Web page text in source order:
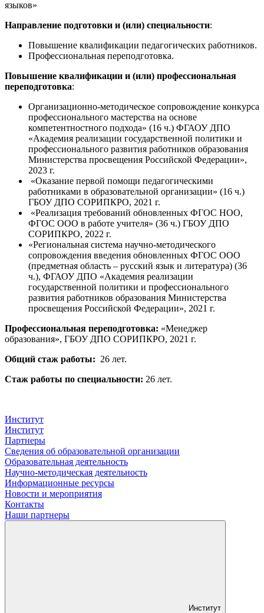
языков»
Направление подготовки и (или) специальности:
Повышение квалификации педагогических работников.
Профессиональная переподготовка.
Повышение квалификации и (или) профессиональная
переподготовка:
Организационно-методическое сопровождение конкурса
профессионального мастерства на основе
компетентностного подхода» (16 ч.) ФГАОУ ДПО
«Академия реализации государственной политики и
профессионального развития работников образования
Министерства просвещения Российской Федерации»,
2023 г.
«Оказание первой помощи педагогическими
работниками в образовательной организации» (16 ч.)
ГБОУ ДПО СОРИПКРО, 2021 г.
«Реализация требований обновленных ФГОС НОО,
ФГОС ООО в работе учителя» (36 ч.) ГБОУ ДПО
СОРИПКРО, 2022 г.
«Региональная система научно-методического
сопровождения введения обновленных ФГОС ООО
(предметная область – русский язык и литература) (36
ч.), ФГАОУ ДПО «Академия реализации
государственной политики и профессионального
развития работников образования Министерства
просвещения Российской Федерации», 2021 г.
Профессиональная переподготовка: «Менеджер
образования», ГБОУ ДПО СОРИПКРО, 2021 г.
Общий стаж работы: 26 лет.
Стаж работы по специальности: 26 лет.
Институт
Институт
Партнеры
Сведения об образовательной организации
Образовательная деятельность
Научно-методическая деятельность
Информационные ресурсы
Новости и мероприятия
Контакты
Наши партнеры
Институт